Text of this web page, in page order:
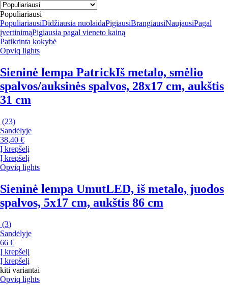
Populiariausi
PopuliariausiDidžiausia nuolaidaPigiausiBrangiausiNaujausiPagal
įvertinimąPigiausia pagal vieneto kainą
Patikrinta kokybė
Opviq lights
Sieninė lempa PatrickIš metalo, smėlio
spalvos/auksinės spalvos, 28x17 cm, aukštis
31 cm
(23)
Sandėlyje
38,40 €
Į krepšelį
Į krepšelį
Opviq lights
Sieninė lempa UmutLED, iš metalo, juodos
spalvos, 5x17 cm, aukštis 86 cm
(3)
Sandėlyje
66 €
Į krepšelį
Į krepšelį
kiti variantai
Opviq lights